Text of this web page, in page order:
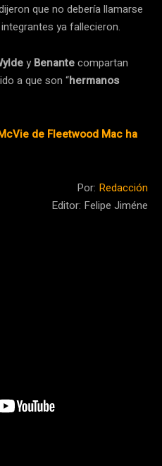
que no debería llamarse
ya fallecieron.
y Benantecompartan
a que son “hermanos
de Fleetwood Mac ha
Por: Redacción
Editor: Felipe Jiméne